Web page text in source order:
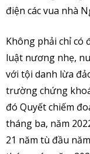
điện các vua nhà
Không phải chỉ có
luật nương nhẹ,
với tội danh lừa
trường chứng
đó Quyết chiếm
tháng ba, năm
21 năm tù đầu